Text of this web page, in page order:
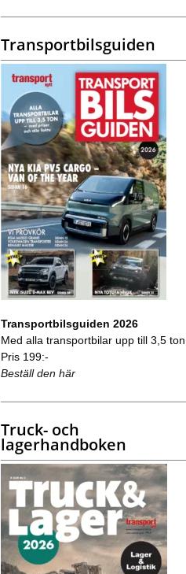
Transportbilsguiden
Transportbilsguiden 2026
Med alla transportbilar upp till 3,5 ton
Pris 199:-
Beställ den här
Truck- och
lagerhandboken